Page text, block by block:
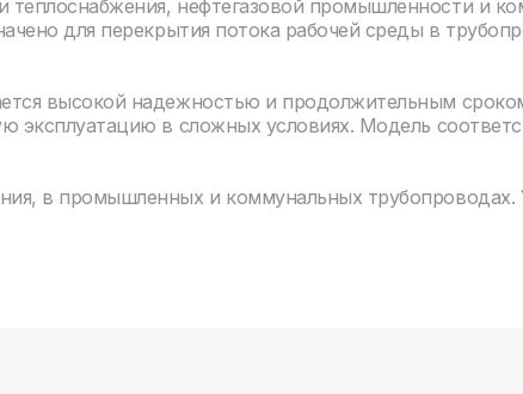
нефтегазовой промышленности и
для перекрытия потока рабочей среды в
высокой надежностью и продолжительным
эксплуатацию в сложных условиях. Модель
в промышленных и коммунальных трубопроводах.